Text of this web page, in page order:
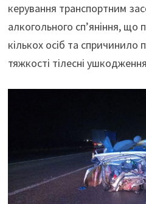
керування транспортним
алкогольного сп’яніння, що
кількох осіб та спричинило
тяжкості тілесні